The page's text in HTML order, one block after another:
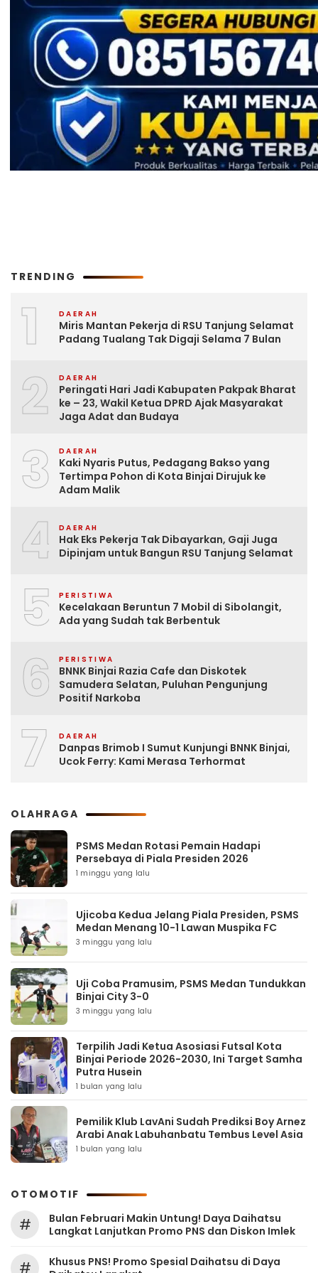
TRENDING
1 DAERAH
Miris Mantan Pekerja di RSU Tanjung Selamat
Padang Tualang Tak Digaji Selama 7 Bulan
2 DAERAH
Peringati Hari Jadi Kabupaten Pakpak Bharat
ke – 23, Wakil Ketua DPRD Ajak Masyarakat
Jaga Adat dan Budaya
3 DAERAH
Kaki Nyaris Putus, Pedagang Bakso yang
Tertimpa Pohon di Kota Binjai Dirujuk ke
Adam Malik
4 DAERAH
Hak Eks Pekerja Tak Dibayarkan, Gaji Juga
Dipinjam untuk Bangun RSU Tanjung Selamat
5 PERISTIWA
Kecelakaan Beruntun 7 Mobil di Sibolangit,
Ada yang Sudah tak Berbentuk
6 PERISTIWA
BNNK Binjai Razia Cafe dan Diskotek
Samudera Selatan, Puluhan Pengunjung
Positif Narkoba
7 DAERAH
Danpas Brimob I Sumut Kunjungi BNNK Binjai,
Ucok Ferry: Kami Merasa Terhormat
OLAHRAGA
PSMS Medan Rotasi Pemain Hadapi
Persebaya di Piala Presiden 2026
1 minggu yang lalu
Ujicoba Kedua Jelang Piala Presiden, PSMS
Medan Menang 10-1 Lawan Muspika FC
3 minggu yang lalu
Uji Coba Pramusim, PSMS Medan Tundukkan
Binjai City 3-0
3 minggu yang lalu
Terpilih Jadi Ketua Asosiasi Futsal Kota
Binjai Periode 2026-2030, Ini Target Samha
Putra Husein
1 bulan yang lalu
Pemilik Klub LavAni Sudah Prediksi Boy Arnez
Arabi Anak Labuhanbatu Tembus Level Asia
1 bulan yang lalu
OTOMOTIF
#
Bulan Februari Makin Untung! Daya Daihatsu
Langkat Lanjutkan Promo PNS dan Diskon Imlek
#
Khusus PNS! Promo Spesial Daihatsu di Daya